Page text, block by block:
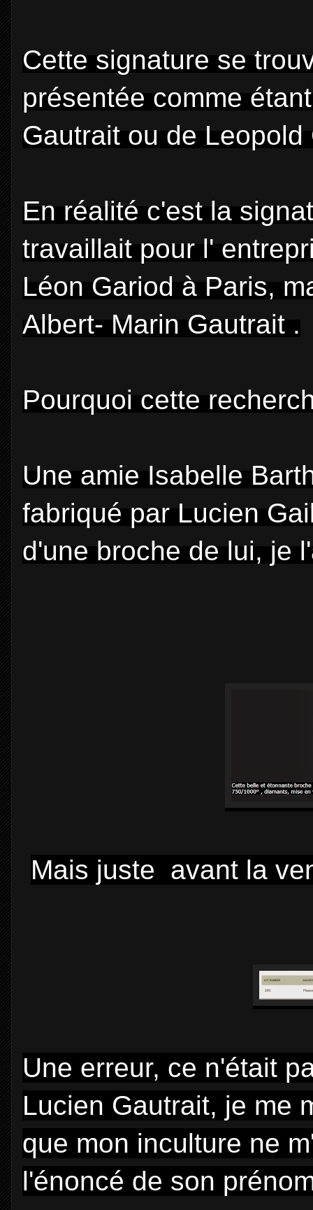
Cette signature se
présentée comme
Gautrait ou de Leopold
En réalité c'est la
travaillait pour l'
Léon Gariod à Paris,
Albert- Marin Gautrait .
Pourquoi cette
Une amie Isabelle
fabriqué par Lucien
d'une broche de lui, je
Mais juste avant la
Une erreur, ce n'était
Lucien Gautrait, je me
que mon inculture ne
l'énoncé de son